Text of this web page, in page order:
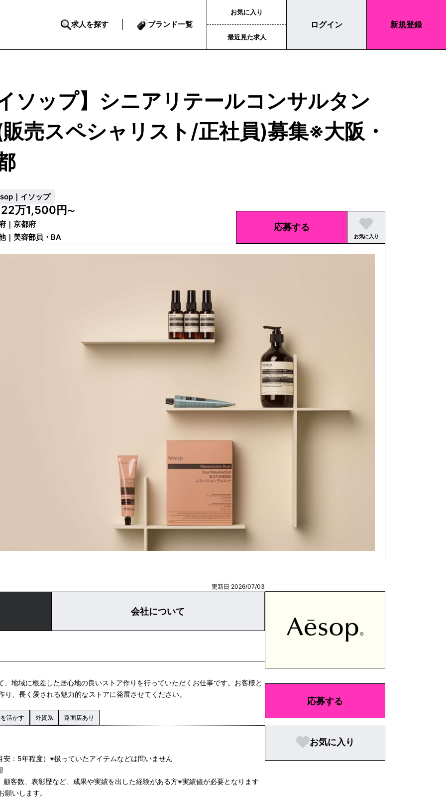
求人を探す ブランド一覧
お気に入り
最近見た求人
ログイン 新規登録
ソップ】シニアリテールコンサルタン
売スペシャリスト/正社員)募集※大阪・
｜イソップ
22万1,500円〜
｜京都府
｜美容部員・BA
応募する
お気に入り
更新日 2026/07/03
会社について
地域に根差した居心地の良いストア作りを行っていただくお仕事です。お客様と
、長く愛される魅力的なストアに発展させてください。
活かす 外資系 路面店あり
安：5年程度）※扱っていたアイテムなどは問いません
顧客数、表彰歴など、成果や実績を出した経験がある方※実績値が必要となります
いします。
応募する
お気に入り